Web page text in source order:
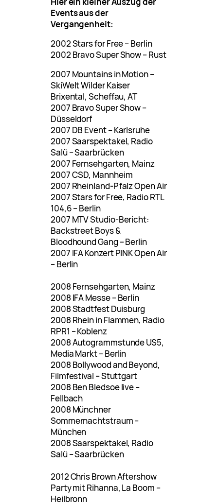
Events aus der
Vergangenheit:
2002 Stars for Free – Berlin
2002 Bravo Super Show – Rust
2007 Mountains in Motion –
SkiWelt Wilder Kaiser
Brixental, Scheffau, AT
2007 Bravo Super Show –
Düsseldorf
2007 DB Event – Karlsruhe
2007 Saarspektakel, Radio
Salü – Saarbrücken
2007 Fernsehgarten, Mainz
2007 CSD, Mannheim
2007 Rheinland-Pfalz Open Air
2007 Stars for Free, Radio RTL
104,6 – Berlin
2007 MTV Studio-Bericht:
Backstreet Boys &
Bloodhound Gang – Berlin
2007 IFA Konzert PINK Open Air
– Berlin
2008 Fernsehgarten, Mainz
2008 IFA Messe – Berlin
2008 Stadtfest Duisburg
2008 Rhein in Flammen, Radio
RPR1 – Koblenz
2008 Autogrammstunde US5,
Media Markt – Berlin
2008 Bollywood and Beyond,
Filmfestival – Stuttgart
2008 Ben Bledsoe live –
Fellbach
2008 Münchner
Sommernachtstraum –
München
2008 Saarspektakel, Radio
Salü – Saarbrücken
2012 Chris Brown Aftershow
Party mit Rihanna, La Boom –
Heilbronn